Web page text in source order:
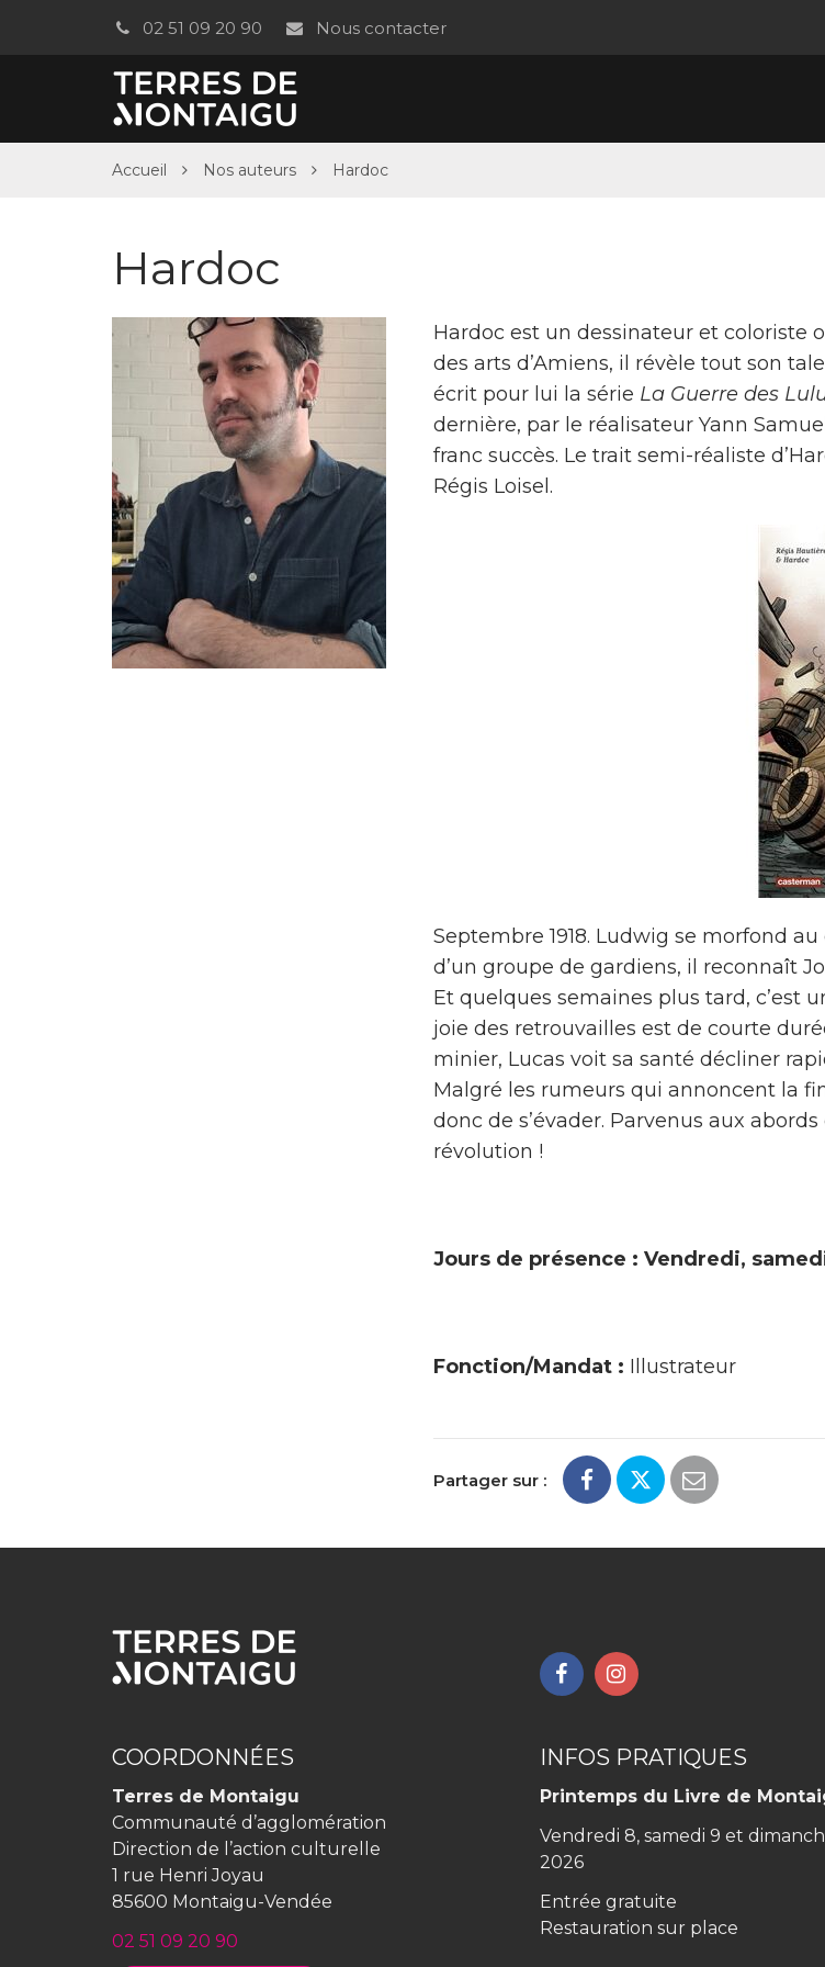
02 51 09 20 90 Nous contacter
Accueil Nos auteurs Hardoc
Hardoc
Hardoc est un dessinateur et coloriste
des arts d’Amiens, il révèle tout son
écrit pour lui la série La Guerre des
dernière, par le réalisateur Yann
franc succès. Le trait semi-réaliste
Régis Loisel.
Septembre 1918. Ludwig se morfond
d’un groupe de gardiens, il reconnaît
Et quelques semaines plus tard, c’est
joie des retrouvailles est de courte
minier, Lucas voit sa santé décliner
Malgré les rumeurs qui annoncent la
donc de s’évader. Parvenus aux
révolution !
Jours de présence : Vendredi,
Fonction/Mandat : Illustrateur
Partager sur :
Lien
compte
Lien
compte
Instagram
COORDONNÉES
Terres de Montaigu
Communauté d’agglomération
Direction de l’action culturelle
1 rue Henri Joyau
85600 Montaigu-Vendée
02 51 09 20 90
INFOS PRATIQUES
Printemps du Livre de
Vendredi 8, samedi 9 et
2026
Entrée gratuite
Restauration sur place